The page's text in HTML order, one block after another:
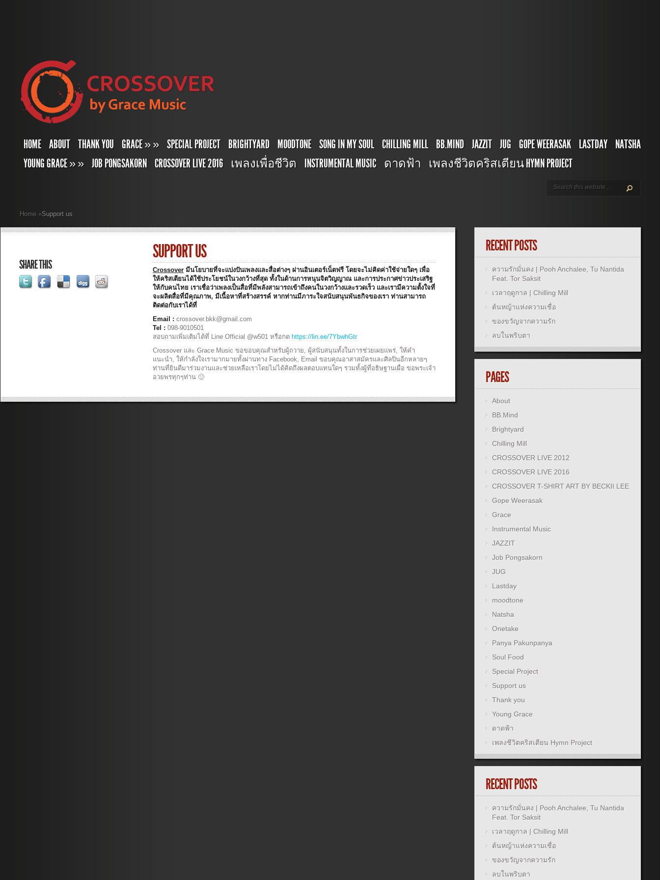
HOME ABOUT THANK YOU GRACE»» SPECIAL PROJECT BRIGHTYARD MOODTONE SONG IN MY SOUL CHILLING MILL BB.MIND JAZZIT JUG GOPE WEERASAK LASTDAY
NATSHA
YOUNG GRACE»» JOB PONGSAKORN CROSSOVER LIVE 2016 เพลงเพื่อชีวิต INSTRUMENTAL MUSIC ดาดฟ้า เพลงชีวิตคริสเตียน HYMN PROJECT
Home »Support us
SHARE THIS
SUPPORT US
Crossover มีนโยบายที่จะแบ่งปันเพลงและสื่อต่างๆ ผ่านอินเตอร์เน็ตฟรี โดยจะไม่คิดค่าใช้จ่ายใดๆ เพื่อ
ให้คริสเตียนได้ใช้ประโยชน์ในวงกว้างที่สุด ทั้งในด้านการหนุนจิตวิญญาณ และการประกาศข่าวประเสริฐ
ให้กับคนไทย เราเชื่อว่าเพลงเป็นสื่อที่มีพลังสามารถเข้าถึงคนในวงกว้างและรวดเร็ว และเรามีความตั้งใจที่
จะผลิตสื่อที่มีคุณภาพ, มีเนื้อหาที่สร้างสรรค์ หากท่านมีภาระใจสนับสนุนพันธกิจของเรา ท่านสามารถ
ติดต่อกับเราได้ที่
Email : crossover.bkk@gmail.com
Tel : 098-9010501
สอบถามเพิ่มเติมได้ที่ Line Official @w501 หรือกด https://lin.ee/7YbwhGtr
Crossover และ Grace Music ขอขอบคุณสำหรับผู้ถวาย, ผู้สนับสนุนทั้งในการช่วยเผยแพร่, ให้คำ
แนะนำ, ให้กำลังใจเรามากมายทั้งผ่านทาง Facebook, Email ขอบคุณอาสาสมัครและศิลปินอีกหลายๆ
ท่านที่ยินดีมาร่วมงานและช่วยเหลือเราโดยไม่ได้คิดถึงผลตอบแทนใดๆ รวมทั้งผู้ที่อธิษฐานเผื่อ ขอพระเจ้า
อวยพรทุกๆท่าน 🙂
RECENT POSTS
ความรักมั่นคง | Pooh Anchalee, Tu Nantida
Feat. Tor Saksit
เวลาฤดูกาล | Chilling Mill
ต้นหญ้าแห่งความเชื่อ
ของขวัญจากความรัก
ลบในพริบตา
PAGES
About
BB.Mind
Brightyard
Chilling Mill
CROSSOVER LIVE 2012
CROSSOVER LIVE 2016
CROSSOVER T-SHIRT ART BY BECKII LEE
Gope Weerasak
Grace
Instrumental Music
JAZZIT
Job Pongsakorn
JUG
Lastday
moodtone
Natsha
Onetake
Panya Pakunpanya
Soul Food
Special Project
Support us
Thank you
Young Grace
ดาดฟ้า
เพลงชีวิตคริสเตียน Hymn Project
RECENT POSTS
ความรักมั่นคง | Pooh Anchalee, Tu Nantida
Feat. Tor Saksit
เวลาฤดูกาล | Chilling Mill
ต้นหญ้าแห่งความเชื่อ
ของขวัญจากความรัก
ลบในพริบตา